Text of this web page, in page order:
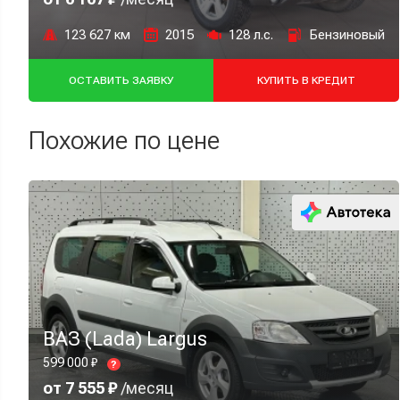
123 627 км 2015 128 л.с. Бензиновый
ОСТАВИТЬ ЗАЯВКУ КУПИТЬ В КРЕДИТ
Похожие по цене
ВАЗ (Lada) Largus
599 000 ₽ ?
от 7 555 ₽/месяц